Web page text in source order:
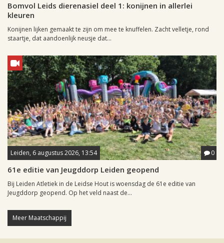
Bomvol Leids dierenasiel deel 1: konijnen in allerlei
kleuren
Konijnen lijken gemaakt te zijn om mee te knuffelen. Zacht velletje, rond
staartje, dat aandoenlijk neusje dat...
Leiden, 6 augustus 2026, 13:54 0
61e editie van Jeugddorp Leiden geopend
Bij Leiden Atletiek in de Leidse Hout is woensdag de 61e editie van
Jeugddorp geopend. Op het veld naast de...
Meer Maatschappij